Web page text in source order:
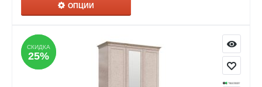
ОПЦИИ
СКИДКА
25%
СКИДКА
25%